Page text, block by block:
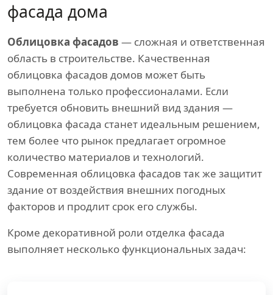
фасада дома
Облицовка фасадов — сложная и ответственная
область в строительстве. Качественная
облицовка фасадов домов может быть
выполнена только профессионалами. Если
требуется обновить внешний вид здания —
облицовка фасада станет идеальным решением,
тем более что рынок предлагает огромное
количество материалов и технологий.
Современная облицовка фасадов так же защитит
здание от воздействия внешних погодных
факторов и продлит срок его службы.
Кроме декоративной роли отделка фасада
выполняет несколько функциональных задач: